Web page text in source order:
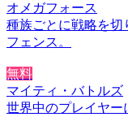
オメガフォース
種族ごとに戦略を切
フェンス。
無料
マイティ・バトルズ
世界中のプレイヤー